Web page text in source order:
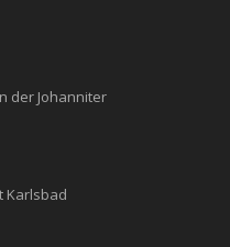
der Johanniter
Karlsbad